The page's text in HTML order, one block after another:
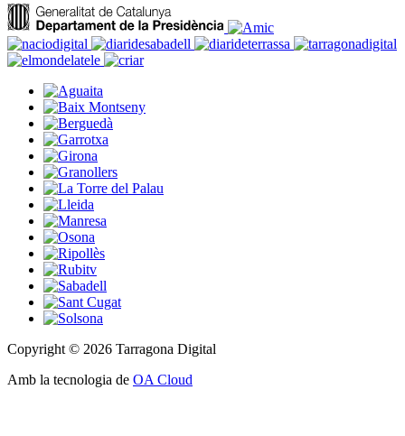
Copyright © 2026 Tarragona Digital
Amb la tecnologia de OA Cloud